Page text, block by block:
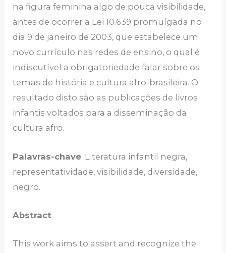
na figura feminina algo de pouca visibilidade,
antes de ocorrer a Lei 10.639 promulgada no
dia 9 de janeiro de 2003, que estabelece um
novo currículo nas redes de ensino, o qual é
indiscutível a obrigatoriedade falar sobre os
temas de história e cultura afro-brasileira. O
resultado disto são as publicações de livros
infantis voltados para a disseminação da
cultura afro.
Palavras-chave: Literatura infantil negra,
representatividade, visibilidade, diversidade,
negro.
Abstract
This work aims to assert and recognize the